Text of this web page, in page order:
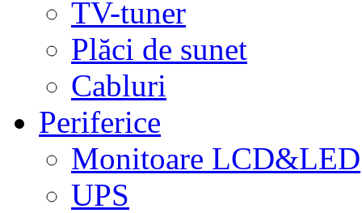
TV-tuner
Plăci de sunet
Cabluri
Periferice
Monitoare LCD&LED
UPS